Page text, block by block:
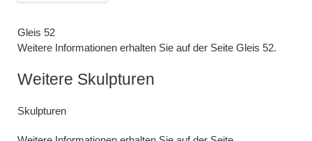
Gleis 52
Weitere Informationen erhalten Sie auf der Seite Gleis 52.
Weitere Skulpturen
Skulpturen